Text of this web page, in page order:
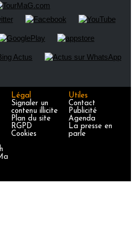
Légal
Signaler un
contenu illicite
Plan du site
RGPD
Cookies
Utiles
Contact
Publicité
Agenda
La presse en
parle